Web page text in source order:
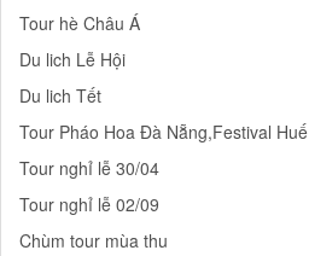
Tour hè Châu Á
Du lich Lễ Hội
Du lich Tết
Tour Pháo Hoa Đà Nẵng,Festival Huế
Tour nghỉ lễ 30/04
Tour nghỉ lễ 02/09
Chùm tour mùa thu